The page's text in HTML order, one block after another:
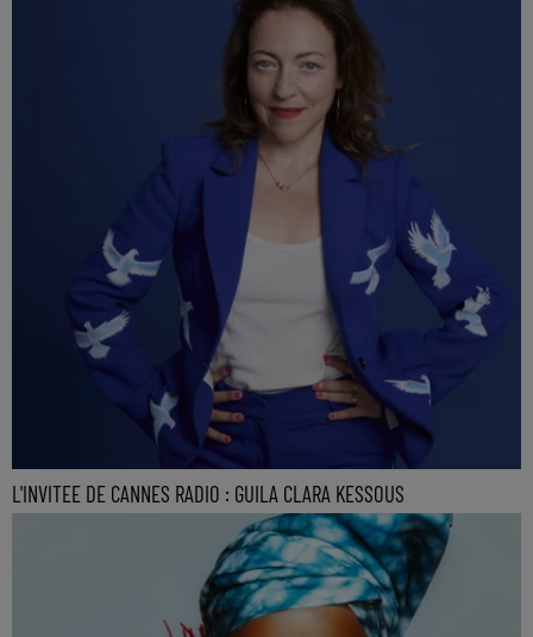
L'INVITEE DE CANNES RADIO : GUILA CLARA KESSOUS